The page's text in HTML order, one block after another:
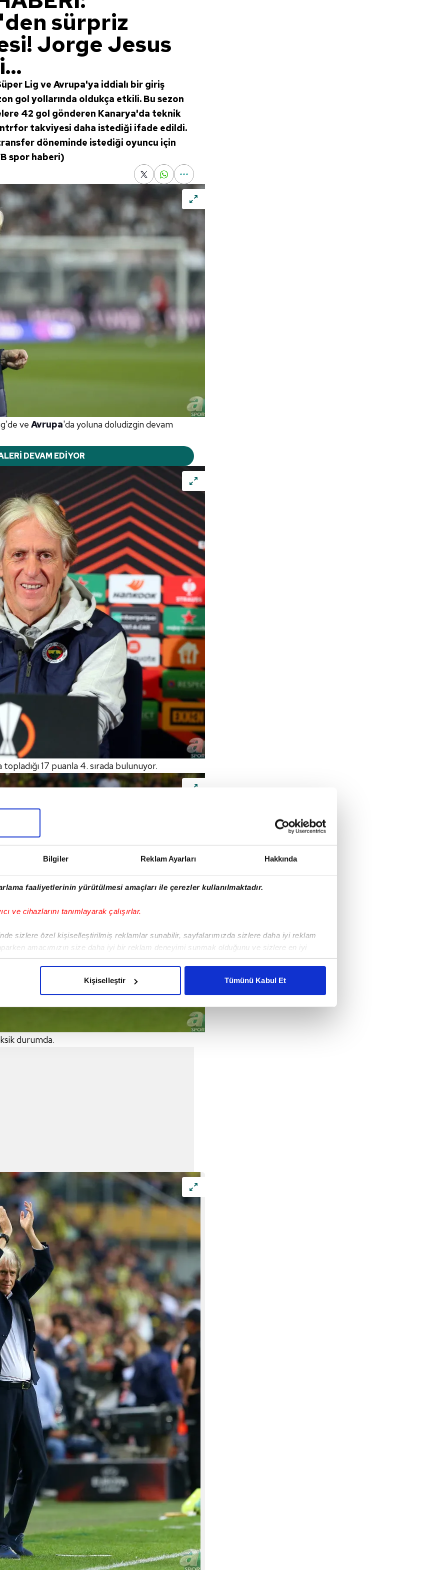
Bilgiler Reklam Ayarları Hakkında
faaliyetlerinin yürütülmesi amaçları ile çerezler kullanılmaktadır.
ve cihazlarını tanımlayarak çalışırlar.
sizlere özel kişiselleştirilmiş reklamlar sunabilir, sayfalarımızda sizlere daha iyi reklam
amacımızın size daha iyi bir reklam deneyimi sunmak olduğunu ve sizlere en iyi
gelen çabayı gösterdiğimizi ve bu noktada, reklamların maliyetlerimizi karşılamak
izin vermedikleri takdirde, kullanıcılara hedefli reklamlar gösterilmeyecektir."
için İnternet Sitemizde kendimize ve üçüncü kişilere ait çerezler kullanılmaktadır. Bu
verileriniz işlenmekte olup gerekli olan çerezler bilgi toplumu hizmetlerinin sunulması
çerezler, sitemizin daha işlevsel kılınması ve kişiselleştirilmesi ve sizlere yönelik
Kişiselleştir Tümünü Kabul Et
sürpriz
Jorge Jesus
Lig ve Avrupa'ya iddialı bir giriş
gol yollarında oldukça etkili. Bu sezon
42 gol gönderen Kanarya'da teknik
takviyesi daha istediği ifade edildi.
döneminde istediği oyuncu için
spor haberi)
ve Avrupa'da yoluna doludizgin devam
DEVAM EDİYOR
17 puanla 4. sırada bulunuyor.
durumda.